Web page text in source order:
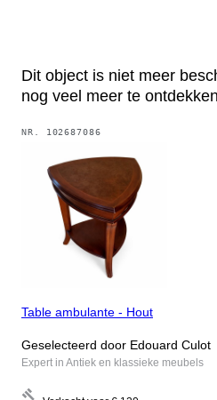
Dit object is niet meer
nog veel meer te ontdekken
NR. 102687086
Table ambulante - Hout
Geselecteerd door Edouard Culot
Expert in Antiek en klassieke meubels